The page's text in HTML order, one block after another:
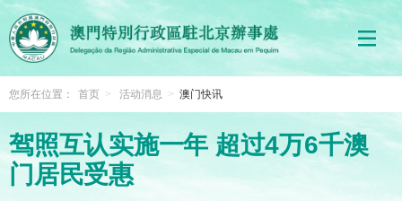
您所在位置： 首页 > 活动消息 > 澳门快讯
驾照互认实施一年 超过4万6千澳
门居民受惠